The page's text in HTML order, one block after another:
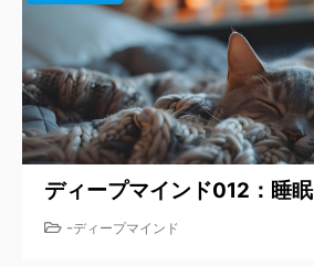
ディープマインド012：睡眠
-ディープマインド